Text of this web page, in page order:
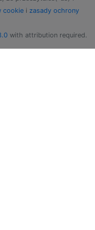
cookie i zasady ochrony
with attribution required.